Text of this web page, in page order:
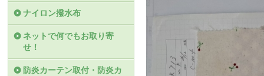
ナイロン撥水布
ネットで何でもお取り寄
せ！
防炎カーテン取付・防炎カ